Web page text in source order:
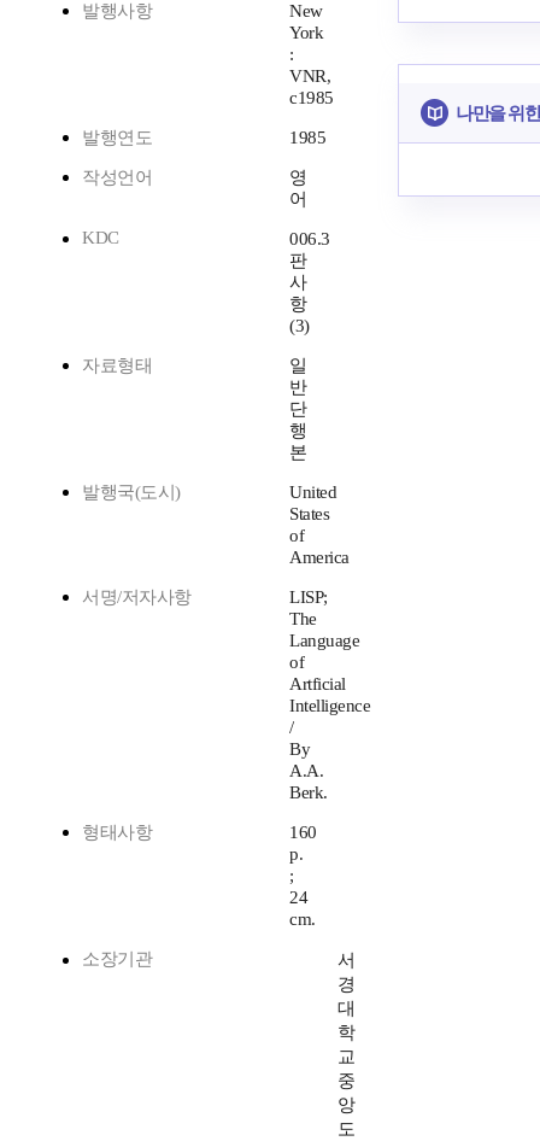
발행사항
New
York
:
VNR,
c1985
발행연도 1985
작성언어
영
어
KDC
006.3
판
사
항
(3)
자료형태
일
반
단
행
본
발행국(도시)
United
States
of
America
서명/저자사항
LISP;
The
Language
of
Artficial
Intelligence
/
By
A.A.
Berk.
형태사항
160
p.
;
24
cm.
소장기관
서
경
대
학
교
중
앙
도
나만을 위